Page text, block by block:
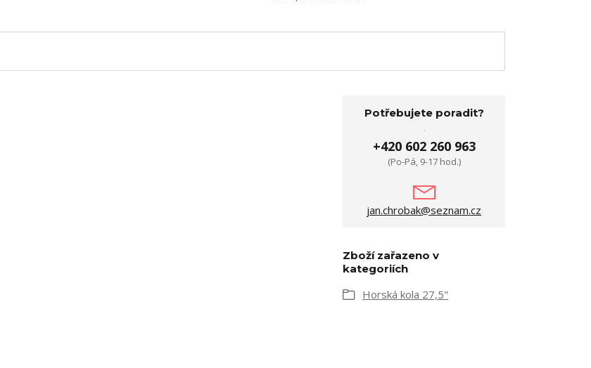
Potřebujete poradit?
+420 602 260 963
(Po-Pá, 9-17 hod.)
jan.chrobak@seznam.cz
Zboží zařazeno v
kategoriích
Horská kola 27,5"